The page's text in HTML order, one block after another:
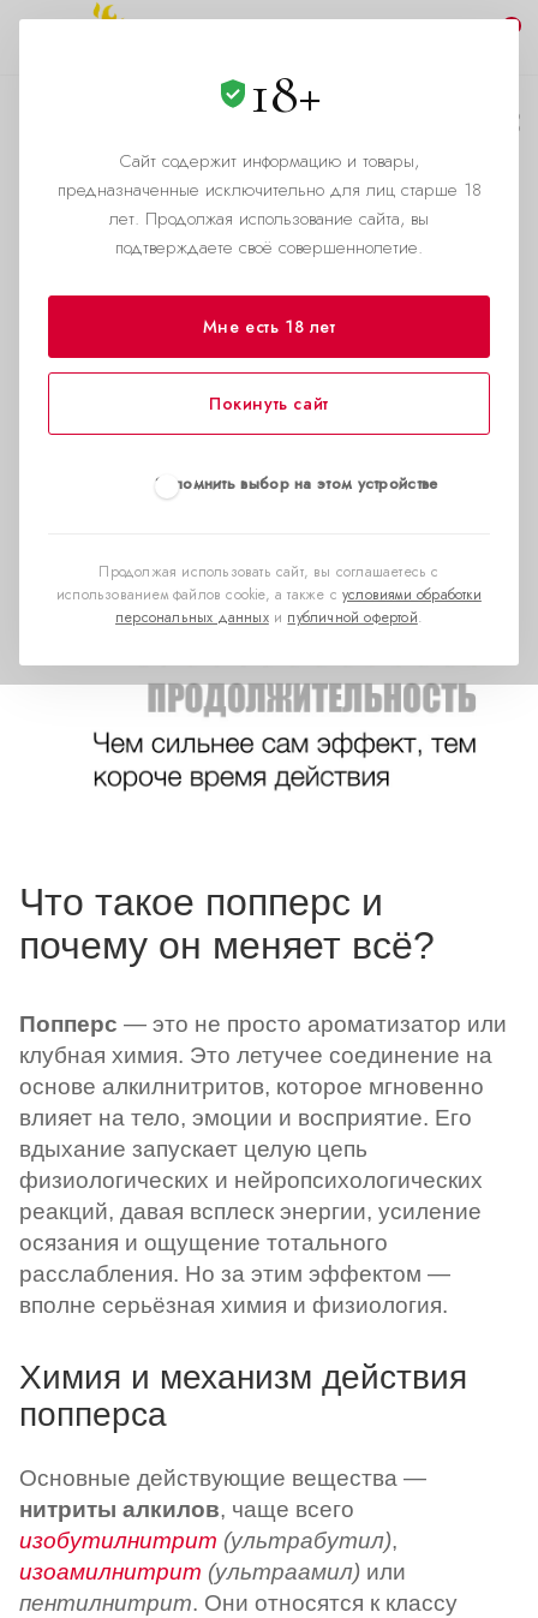
18+
Сайт содержит информацию и товары,
предназначенные исключительно для лиц старше 18
лет. Продолжая использование сайта, вы
подтверждаете своё совершеннолетие.
Мне есть 18 лет
Покинуть сайт
Запомнить выбор на этом устройстве
Продолжая использовать сайт, вы соглашаетесь с
использованием файлов cookie, а также сусловиями обработки
персональных данныхи публичной офертой.
Что такое попперс?
Главная страница — Помощь — Что такое попперс?
Что такое попперс и
почему он меняет всё?
Попперс — это не просто ароматизатор или
клубная химия. Это летучее соединение на
основе алкилнитритов, которое мгновенно
влияет на тело, эмоции и восприятие. Его
вдыхание запускает целую цепь
физиологических и нейропсихологических
реакций, давая всплеск энергии, усиление
осязания и ощущение тотального
расслабления. Но за этим эффектом —
вполне серьёзная химия и физиология.
Химия и механизм действия
попперса
Основные действующие вещества —
нитриты алкилов, чаще всего
изобутилнитрит (ультрабутил),
изоамилнитрит (ультраамил) или
пентилнитрит. Они относятся к классу